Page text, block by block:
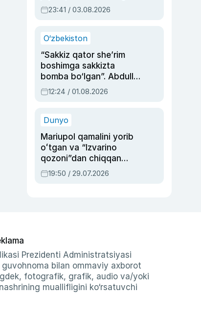
ayolga sud hukmi o‘qildi
23:41 / 03.08.2026
O‘zbekiston
“Sakkiz qator she’rim
boshimga sakkizta
bomba bo‘lgan”. Abdulla
Oripovni siyosiy
ayblovlardan asrab
12:24 / 01.08.2026
Dunyo
Mariupol qamalini yorib
oʻtgan va “Izvarino
qozoni”dan chiqqan
qahramon — Ukraina
armiyasi bosh
19:50 / 29.07.2026
Prezidenti Administratsiyasi
bilan ommaviy axborot
fotografik, grafik, audio va/yoki
muallifligini ko‘rsatuvchi